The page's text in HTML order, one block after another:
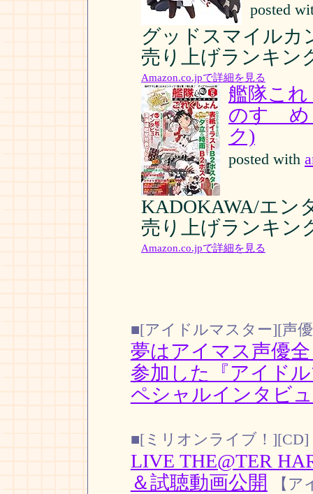
posted
グッドスマイルカ
売り上げランキン
Amazon.co.jpで詳細を見る
艦隊こ
のすゝ
ク)
posted with
KADOKAWA/エン
売り上げランキン
Amazon.co.jpで詳細を見る
■[アイドルマスター][声
夢はアイマス声優
参加した『アイド
ペシャルインタビ
■[ミリオンライブ！][CD]
LIVE THE@TER
＆試聴動画公開
【